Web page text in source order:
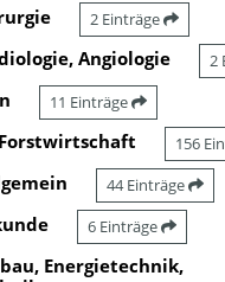
2 Einträge
Angiologie 2
11 Einträge
156
44 Einträge
6 Einträge
Energietechnik,